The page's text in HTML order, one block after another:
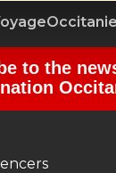
to the